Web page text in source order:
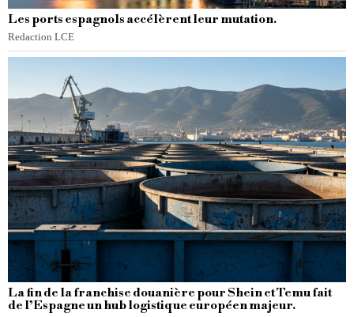
Les ports espagnols accélèrent leur mutation.
Redaction LCE
La fin de la franchise douanière pour Shein et Temu fait
de l’Espagne un hub logistique européen majeur.